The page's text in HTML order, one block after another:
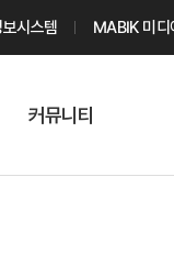
시스템 MABIK 미디
커뮤니티